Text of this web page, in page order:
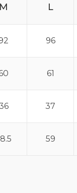
M L
96
61
37
59